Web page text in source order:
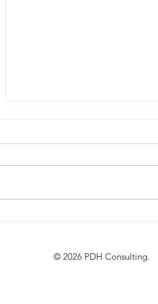
belangstelling
© 2026 PDH Consulting.